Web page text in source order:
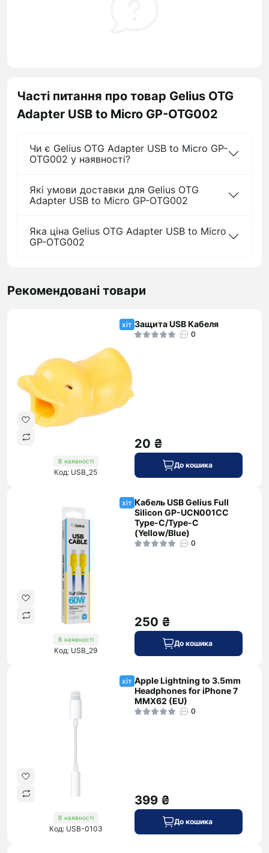
Часті питання про товар Gelius OTG
Adapter USB to Micro GP-OTG002
Чи є Gelius OTG Adapter USB to Micro GP-
OTG002 у наявності?
Які умови доставки для Gelius OTG
Adapter USB to Micro GP-OTG002
Яка ціна Gelius OTG Adapter USB to Micro
GP-OTG002
Рекомендовані товари
хіт
В наявності
Код: USB_25
Защита USB Кабеля
0
20 ₴
До кошика
хіт
В наявності
Код: USB_29
Кабель USB Gelius Full
Silicon GP-UCN001CC
Type-C/Type-C
(Yellow/Blue)
0
250 ₴
До кошика
хіт
В наявності
Код: USB-0103
Apple Lightning to 3.5mm
Headphones for iPhone 7
MMX62 (EU)
0
399 ₴
До кошика